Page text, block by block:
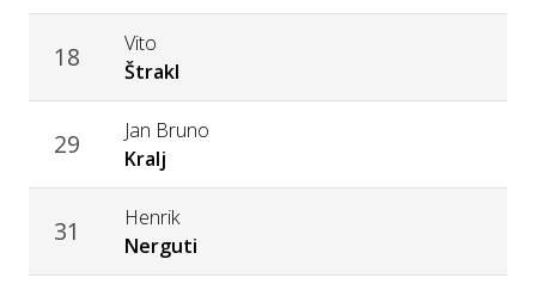
18
Vito
Štrakl
29
Jan Bruno
Kralj
31
Henrik
Nerguti